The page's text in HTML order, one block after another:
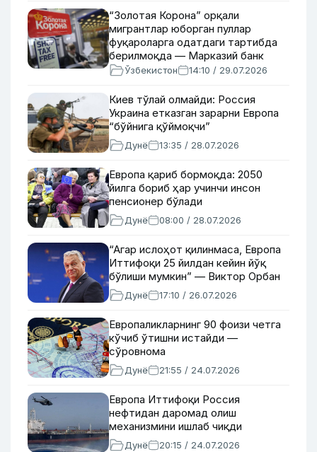
“Золотая Корона” орқали
мигрантлар юборган пуллар
фуқароларга одатдаги тартибда
берилмоқда — Марказий банк
Ўзбекистон 14:10 / 29.07.2026
Киев тўлай олмайди: Россия
Украина етказган зарарни Европа
“бўйнига қўймоқчи”
Дунё 13:35 / 28.07.2026
Европа қариб бормоқда: 2050
йилга бориб ҳар учинчи инсон
пенсионер бўлади
Дунё 08:00 / 28.07.2026
“Агар ислоҳот қилинмаса, Европа
Иттифоқи 25 йилдан кейин йўқ
бўлиши мумкин” — Виктор Орбан
Дунё 17:10 / 26.07.2026
Европаликларнинг 90 фоизи четга
кўчиб ўтишни истайди —
сўровнома
Дунё 21:55 / 24.07.2026
Европа Иттифоқи Россия
нефтидан даромад олиш
механизмини ишлаб чиқди
Дунё 20:15 / 24.07.2026